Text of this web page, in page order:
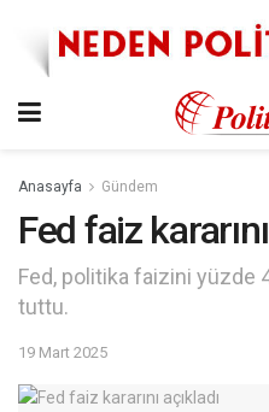
Anasayfa Gündem
Fed faiz
Fed, politika faizini yüzde
tuttu.
19 Mart 2025